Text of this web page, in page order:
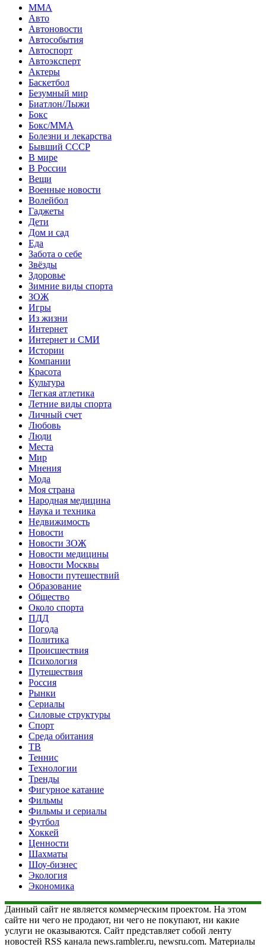
MMA
Авто
Автоновости
Автособытия
Автоспорт
Автоэксперт
Актеры
Баскетбол
Безумный мир
Биатлон/Лыжи
Бокс
Бокс/MMA
Болезни и лекарства
Бывший СССР
В мире
В России
Вещи
Военные новости
Волейбол
Гаджеты
Дети
Дом и сад
Еда
Забота о себе
Звёзды
Здоровье
Зимние виды спорта
ЗОЖ
Игры
Из жизни
Интернет
Интернет и СМИ
Истории
Компании
Красота
Культура
Легкая атлетика
Летние виды спорта
Личный счет
Любовь
Люди
Места
Мир
Мнения
Мода
Моя страна
Народная медицина
Наука и техника
Недвижимость
Новости
Новости ЗОЖ
Новости медицины
Новости Москвы
Новости путешествий
Образование
Общество
Около спорта
ПДД
Погода
Политика
Происшествия
Психология
Путешествия
Россия
Рынки
Сериалы
Силовые структуры
Спорт
Среда обитания
ТВ
Теннис
Технологии
Тренды
Фигурное катание
Фильмы
Фильмы и сериалы
Футбол
Хоккей
Ценности
Шахматы
Шоу-бизнес
Экология
Экономика
Данный сайт не является коммерческим проектом. На этом
сайте ни чего не продают, ни чего не покупают, ни какие
услуги не оказываются. Сайт представляет собой ленту
новостей RSS канала news.rambler.ru, newsru.com. Материалы